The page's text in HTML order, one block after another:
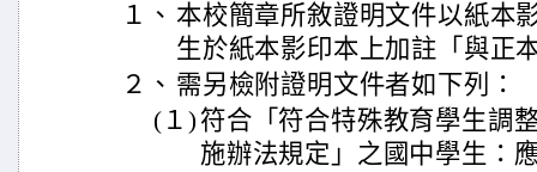
１、 本校簡章所敘證明文件以紙本
生於紙本影印本上加註「與正
２、 需另檢附證明文件者如下列：
(１) 符合「符合特殊教育學生調
施辦法規定」之國中學生：